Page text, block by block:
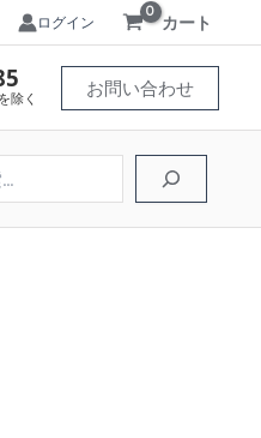
ログイン カート
除く お問い合わせ